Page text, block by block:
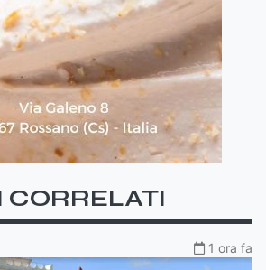
CORRELATI
1 ora fa